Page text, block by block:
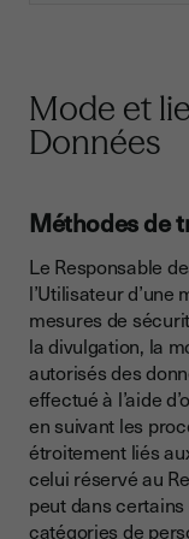
Mode et
Données
Méthodes de
Le Responsable
l’Utilisateur
mesures de
la divulgation, la
autorisés des
effectué à l’aide
en suivant les
étroitement liés
celui réservé au
peut dans
catégories de